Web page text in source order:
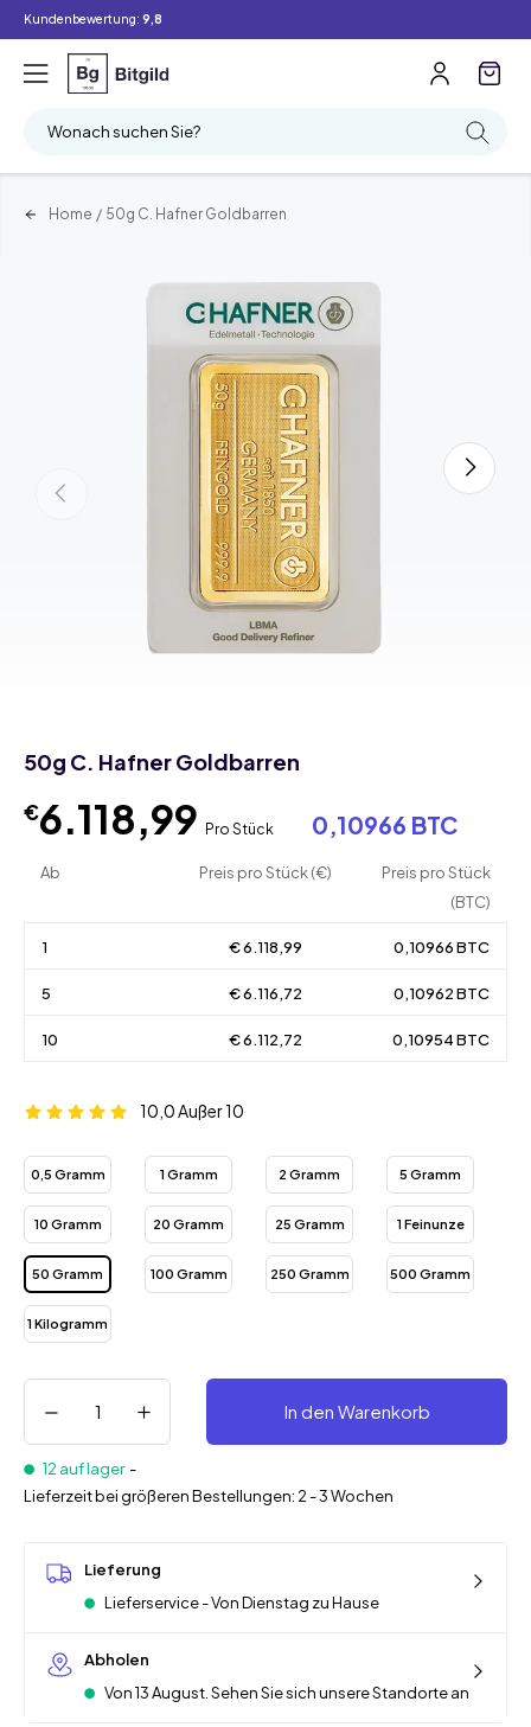
Kundenbewertung: 9,8
Wonach suchen Sie?
Home / 50g C. Hafner Goldbarren
50g C. Hafner Goldbarren
€6.118,99 Pro Stück 0,10966 BTC
Ab Preis pro Stück (€)
Preis pro Stück
(BTC)
1 € 6.118,99 0,10966 BTC
5 € 6.116,72 0,10962 BTC
10 € 6.112,72 0,10954 BTC
10,0Außer 10
0,5 Gramm 1 Gramm 2 Gramm 5 Gramm
10 Gramm 20 Gramm 25 Gramm 1 Feinunze
50 Gramm 100 Gramm 250 Gramm 500 Gramm
1 Kilogramm
In den Warenkorb
12 auf lager-
Lieferzeit bei größeren Bestellungen: 2 - 3 Wochen
Lieferung
Lieferservice - Von Dienstag zu Hause
Abholen
Von 13 August. Sehen Sie sich unsere Standorte an